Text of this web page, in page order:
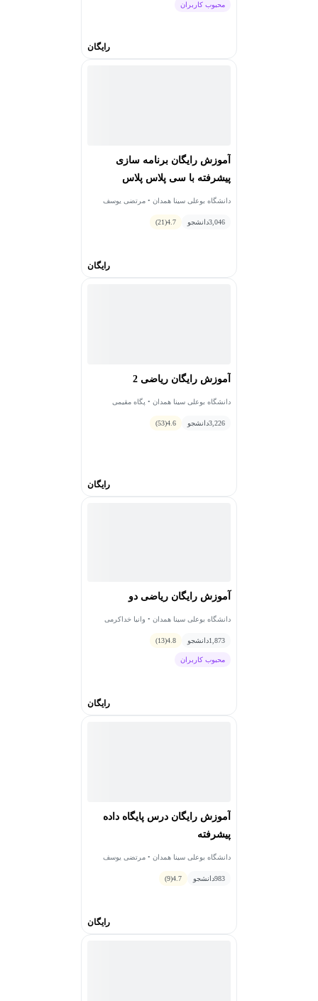
محبوب کاربران
رایگان
آموزش رایگان برنامه سازی
پیشرفته با سی پلاس پلاس
دانشگاه بوعلی سینا همدان • مرتضی یوسف
3,046دانشجو 4.7
(21)
رایگان
آموزش رایگان ریاضی 2
دانشگاه بوعلی سینا همدان • پگاه مقیمی
3,226دانشجو 4.6
(53)
رایگان
آموزش رایگان ریاضی دو
دانشگاه بوعلی سینا همدان • وانیا خداکرمی
1,873دانشجو 4.8
(13)
محبوب کاربران
رایگان
آموزش رایگان درس پایگاه داده
پیشرفته
دانشگاه بوعلی سینا همدان • مرتضی یوسف
983دانشجو 4.7
(9)
رایگان